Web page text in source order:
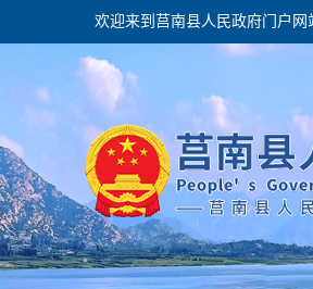
欢迎来到莒南县人民政府门户网